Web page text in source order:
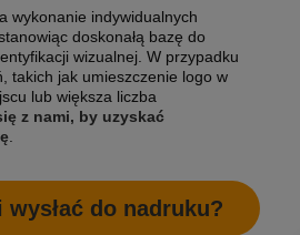
wykonanie indywidualnych
doskonałą bazę do
wizualnej. W przypadku
takich jak umieszczenie logo w
lub większa liczba
z nami, by uzyskać
do nadruku?